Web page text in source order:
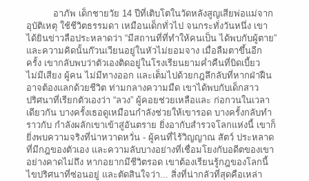
อาภัพ เด็กชายวัย 14 ปีที่เติบโตในวัดหลังสูญเสียพ่อแม่จาก
อุบัติเหตุ ใช้ชีวิตธรรมดา เหมือนเด็กทั่วไป จนกระทั่งวันหนึ่ง เขา
ได้ยินข่าวลือประหลาดว่า “มีสถานที่ที่ทำให้คนเป็น ได้พบกับผู้ตาย”
และความคิดนั้นก๊วนเวียนอยู่ในหัวไม่ยอมจาง เมื่อลืมตาขึ้นอีก
ครั้ง เขากลับพบว่าตัวเองติดอยู่ในโรงเรียนยามค่ำคืนที่บิดเบี้ยว
ไม่มีเสียง ผู้คน ไม่มีทางออก และเต็มไปด้วยกฎลึกลับที่หากฝ่าฝืน
อาจต้องแลกด้วยชีวิต ท่ามกลางความมืด เขาได้พบกับเด็กสาว
ปริศนาที่เรียกตัวเองว่า “ลวง” ผู้คอยช่วยเหลือและ ก่อกวนในเวลา
เดียวกัน บางครั้งเธอดูเหมือนกำลังช่วยให้เขารอด บางครั้งกลับทำ
ราวกับ กำลังผลักเขาเข้าสู่อันตราย ยิ่งอากับสำรวจโลกแห่งนี้ เขาก็
ยิ่งพบความจริงที่น่าหวาดหวั่น - ผู้คนที่ไร้วิญญาณ สัตว์ ประหลาด
ที่มีกฎของตัวเอง และความลับบางอย่างที่เชื่อมโยงกับอดีตของเขา
อย่างคาดไม่ถึง หากอยากมีชีวิตรอด เขาต้องเรียนรู้กฎของโลกนี้
ไขปริศนาที่ซ่อนอยู่ และตัดสินใจว่า... สิ่งที่น่ากลัวที่สุดคือเหล่า